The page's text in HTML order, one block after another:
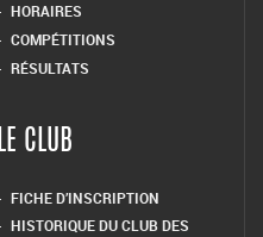
HORAIRES
COMPÉTITIONS
RÉSULTATS
LE CLUB
FICHE D’INSCRIPTION
HISTORIQUE DU CLUB DES